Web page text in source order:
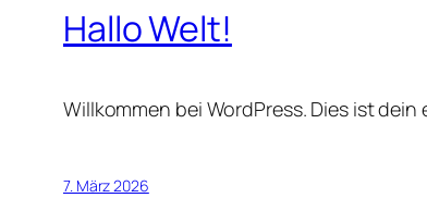
Hallo Welt!
Willkommen bei WordPress. Dies ist
7. März 2026